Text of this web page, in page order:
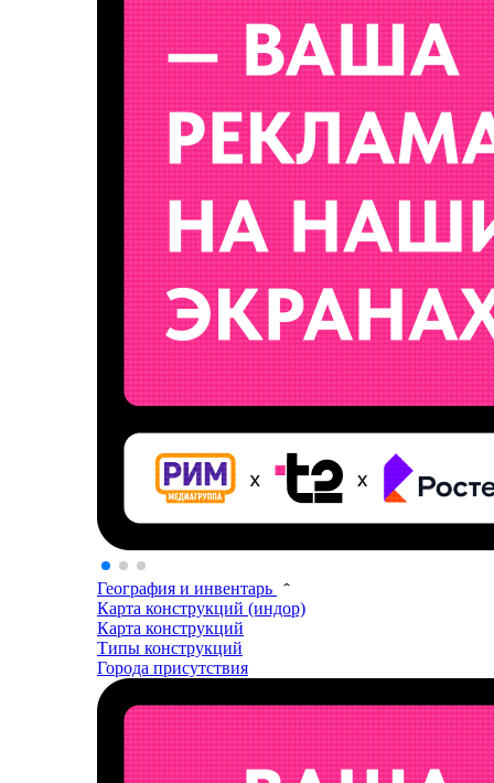
География и инвентарь
Карта конструкций (индор)
Карта конструкций
Типы конструкций
Города присутствия